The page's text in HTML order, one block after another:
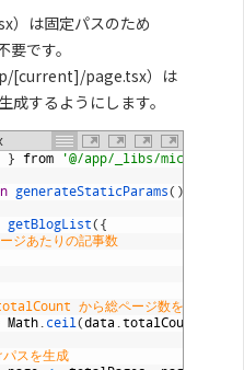
成
map ( article
,
）は固定パスのため
です。
[current]/page.tsx）は
成するようにします。
} from '@/app/_libs/microcms'
generateStaticParams( )
getBlogList( {
ジあたりの記事数
から総ページ数を計算
Math. ceil(data .totalCount
スを生成